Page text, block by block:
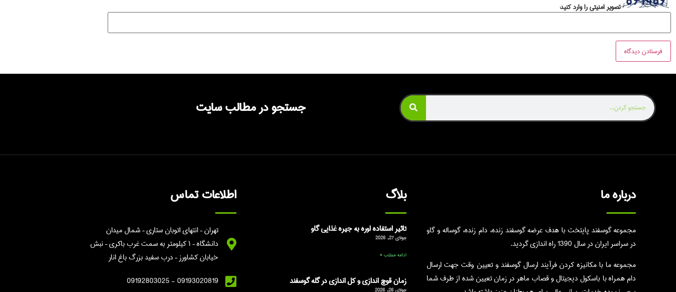
تصویر امنیتی را وارد کنید:
جستجو در مطالب سایت
درباره ما
مجموعه گوسفند پایتخت با هدف عرضه گوسفند زنده، دام زنده، گوساله و گاو
در سراسر ایران در سال 1390 راه اندازی گردید.
مجموعه ما با مکانیزه کردن فرآیند ارسال گوسفند و تعیین وقت جهت ارسال
دام همراه با باسکول دیجیتال و قصاب ماهر در زمان تعیین شده از طرف شما
بلاگ
تاثیر استفاده اوره به جیره غذایی گاو
جولای 27, 2026
ادامه مطلب »
زمان قوچ اندازی و کل اندازی در گله گوسفند
جولای 26, 2026
اطلاعات تماس
تهران – انتهای اتوبان ستاری – شمال میدان
دانشگاه – ۱ کیلومتر به سمت غرب باکری – نبش
خیابان کشاورز – درب سفید بزرگ باغ انار
09193020819 - 09192803025